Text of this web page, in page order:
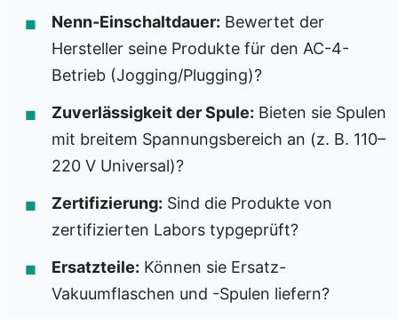
Nenn-Einschaltdauer: Bewertet der
Hersteller seine Produkte für den AC-4-
Betrieb (Jogging/Plugging)?
Zuverlässigkeit der Spule: Bieten sie Spulen
mit breitem Spannungsbereich an (z. B. 110–
220 V Universal)?
Zertifizierung: Sind die Produkte von
zertifizierten Labors typgeprüft?
Ersatzteile: Können sie Ersatz-
Vakuumflaschen und -Spulen liefern?